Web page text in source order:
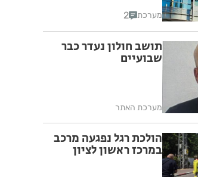
מערכת 2
תושב חולון נעדר כבר
שבועיים
מערכת האתר
הולכת רגל נפגעה מרכב
במרכז ראשון לציון